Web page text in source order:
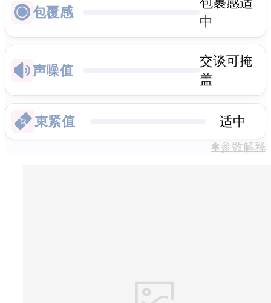
包覆感
中
声噪值
交谈可掩
盖
束紧值 适中
✱参数解释